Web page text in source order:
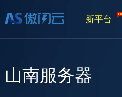
新平台
山南服务器